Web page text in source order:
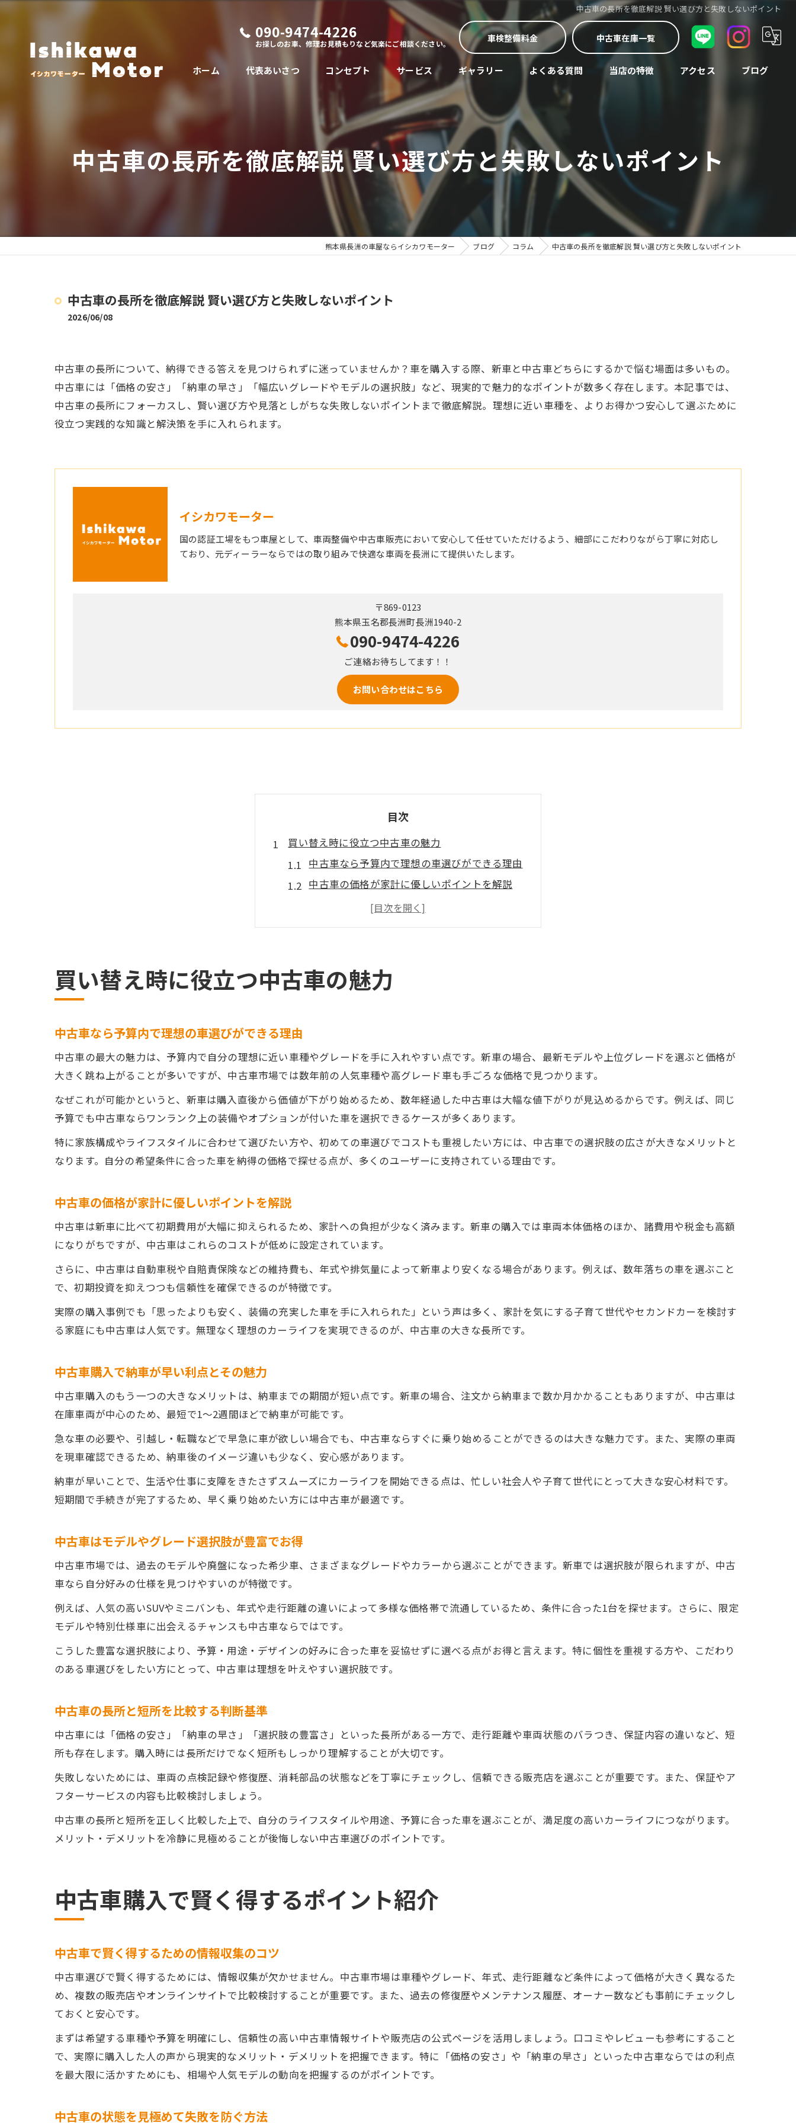
中古車の長所を徹底解説 賢い選び方と失敗しないポイント
090-9474-4226
お探しのお車、修理お見積もりなど気楽にご相談ください。 車検整備料金 中古車在庫一覧
ホーム 代表あいさつ コンセプト サービス ギャラリー よくある質問 当店の特徴
中古車
修理
整備
アクセス ブログ
中古車の長所を徹底解説 賢い選び方と失敗しないポイント
熊本県長洲の車屋ならイシカワモーター ブログ コラム 中古車の長所を徹底解説 賢い選び方と失敗しないポイント
中古車の長所を徹底解説 賢い選び方と失敗しないポイント
2026/06/08
中古車の長所について、納得できる答えを見つけられずに迷っていませんか？車を購入する際、新車と中古車どちらにするかで悩む場面は多いもの。
中古車には「価格の安さ」「納車の早さ」「幅広いグレードやモデルの選択肢」など、現実的で魅力的なポイントが数多く存在します。本記事では、
中古車の長所にフォーカスし、賢い選び方や見落としがちな失敗しないポイントまで徹底解説。理想に近い車種を、よりお得かつ安心して選ぶために
役立つ実践的な知識と解決策を手に入れられます。
イシカワモーター
国の認証工場をもつ車屋として、車両整備や中古車販売において安心して任せていただけるよう、細部にこだわりながら丁寧に対応し
ており、元ディーラーならではの取り組みで快適な車両を長洲にて提供いたします。
〒869-0123
熊本県玉名郡長洲町長洲1940-2
090-9474-4226
ご連絡お待ちしてます！！
お問い合わせはこちら
目次
買い替え時に役立つ中古車の魅力
中古車なら予算内で理想の車選びができる理由
中古車の価格が家計に優しいポイントを解説
中古車購入で納車が早い利点とその魅力
中古車はモデルやグレード選択肢が豊富でお得
中古車購入で賢く得するポイント紹介
中古車で賢く得するための情報収集のコツ
中古車購入時に重視すべき保証と整備の重要性
中古車選びで損をしないための注意点
幅広い選択肢が中古車の強みとなる理由
中古車なら多彩なモデルから選べる魅力
中古車は希少車種も見つけやすい強みがある
中古車は納車が早くすぐ乗れる利点が魅力
中古車のスピーディな取引が選ばれる理由
中古車の納車速度が実用性を高めるポイント
中古車選びに失敗しないコツと見極め方
中古車の走行距離や年式をどう判断するか
中古車の修復歴や保証内容も要チェック
中古車の長所とともに注意点も押さえよう
安心して選ぶための中古車の良さとは
中古車を安心して選ぶための基準を解説
中古車の信頼性を高める保証や整備体制
中古車で失敗しないための信頼できる選び方
買い替え時に役立つ中古車の魅力
中古車なら予算内で理想の車選びができる理由
中古車の最大の魅力は、予算内で自分の理想に近い車種やグレードを手に入れやすい点です。新車の場合、最新モデルや上位グレードを選ぶと価格が
大きく跳ね上がることが多いですが、中古車市場では数年前の人気車種や高グレード車も手ごろな価格で見つかります。
なぜこれが可能かというと、新車は購入直後から価値が下がり始めるため、数年経過した中古車は大幅な値下がりが見込めるからです。例えば、同じ
予算でも中古車ならワンランク上の装備やオプションが付いた車を選択できるケースが多くあります。
特に家族構成やライフスタイルに合わせて選びたい方や、初めての車選びでコストも重視したい方には、中古車での選択肢の広さが大きなメリットと
なります。自分の希望条件に合った車を納得の価格で探せる点が、多くのユーザーに支持されている理由です。
中古車の価格が家計に優しいポイントを解説
中古車は新車に比べて初期費用が大幅に抑えられるため、家計への負担が少なく済みます。新車の購入では車両本体価格のほか、諸費用や税金も高額
になりがちですが、中古車はこれらのコストが低めに設定されています。
さらに、中古車は自動車税や自賠責保険などの維持費も、年式や排気量によって新車より安くなる場合があります。例えば、数年落ちの車を選ぶこと
で、初期投資を抑えつつも信頼性を確保できるのが特徴です。
実際の購入事例でも「思ったよりも安く、装備の充実した車を手に入れられた」という声は多く、家計を気にする子育て世代やセカンドカーを検討す
る家庭にも中古車は人気です。無理なく理想のカーライフを実現できるのが、中古車の大きな長所です。
中古車購入で納車が早い利点とその魅力
中古車購入のもう一つの大きなメリットは、納車までの期間が短い点です。新車の場合、注文から納車まで数か月かかることもありますが、中古車は
在庫車両が中心のため、最短で1～2週間ほどで納車が可能です。
急な車の必要や、引越し・転職などで早急に車が欲しい場合でも、中古車ならすぐに乗り始めることができるのは大きな魅力です。また、実際の車両
を現車確認できるため、納車後のイメージ違いも少なく、安心感があります。
納車が早いことで、生活や仕事に支障をきたさずスムーズにカーライフを開始できる点は、忙しい社会人や子育て世代にとって大きな安心材料です。
短期間で手続きが完了するため、早く乗り始めたい方には中古車が最適です。
中古車はモデルやグレード選択肢が豊富でお得
中古車市場では、過去のモデルや廃盤になった希少車、さまざまなグレードやカラーから選ぶことができます。新車では選択肢が限られますが、中古
車なら自分好みの仕様を見つけやすいのが特徴です。
例えば、人気の高いSUVやミニバンも、年式や走行距離の違いによって多様な価格帯で流通しているため、条件に合った1台を探せます。さらに、限定
モデルや特別仕様車に出会えるチャンスも中古車ならではです。
こうした豊富な選択肢により、予算・用途・デザインの好みに合った車を妥協せずに選べる点がお得と言えます。特に個性を重視する方や、こだわり
のある車選びをしたい方にとって、中古車は理想を叶えやすい選択肢です。
中古車の長所と短所を比較する判断基準
中古車には「価格の安さ」「納車の早さ」「選択肢の豊富さ」といった長所がある一方で、走行距離や車両状態のバラつき、保証内容の違いなど、短
所も存在します。購入時には長所だけでなく短所もしっかり理解することが大切です。
失敗しないためには、車両の点検記録や修復歴、消耗部品の状態などを丁寧にチェックし、信頼できる販売店を選ぶことが重要です。また、保証やア
フターサービスの内容も比較検討しましょう。
中古車の長所と短所を正しく比較した上で、自分のライフスタイルや用途、予算に合った車を選ぶことが、満足度の高いカーライフにつながります。
メリット・デメリットを冷静に見極めることが後悔しない中古車選びのポイントです。
中古車購入で賢く得するポイント紹介
中古車で賢く得するための情報収集のコツ
中古車選びで賢く得するためには、情報収集が欠かせません。中古車市場は車種やグレード、年式、走行距離など条件によって価格が大きく異なるた
め、複数の販売店やオンラインサイトで比較検討することが重要です。また、過去の修復歴やメンテナンス履歴、オーナー数なども事前にチェックし
ておくと安心です。
まずは希望する車種や予算を明確にし、信頼性の高い中古車情報サイトや販売店の公式ページを活用しましょう。口コミやレビューも参考にすること
で、実際に購入した人の声から現実的なメリット・デメリットを把握できます。特に「価格の安さ」や「納車の早さ」といった中古車ならではの利点
を最大限に活かすためにも、相場や人気モデルの動向を把握するのがポイントです。
中古車の状態を見極めて失敗を防ぐ方法